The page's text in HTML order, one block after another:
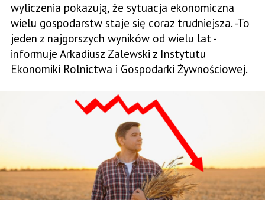
wyliczenia pokazują, że sytuacja ekonomiczna
wielu gospodarstw staje się coraz trudniejsza. -To
jeden z najgorszych wyników od wielu lat -
informuje Arkadiusz Zalewski z Instytutu
Ekonomiki Rolnictwa i Gospodarki Żywnościowej.